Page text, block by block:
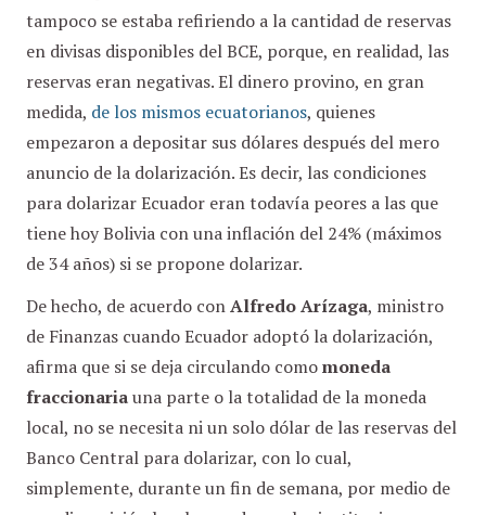
tampoco se estaba refiriendo a la cantidad de reservas
en divisas disponibles del BCE, porque, en realidad, las
reservas eran negativas. El dinero provino, en gran
medida, de los mismos ecuatorianos, quienes
empezaron a depositar sus dólares después del mero
anuncio de la dolarización. Es decir, las condiciones
para dolarizar Ecuador eran todavía peores a las que
tiene hoy Bolivia con una inflación del 24% (máximos
de 34 años) si se propone dolarizar.
De hecho, de acuerdo conAlfredo Arízaga, ministro
de Finanzas cuando Ecuador adoptó la dolarización,
afirma que si se deja circulando comomoneda
fraccionariauna parte o la totalidad de la moneda
local, no se necesita ni un solo dólar de las reservas del
Banco Central para dolarizar, con lo cual,
simplemente, durante un fin de semana, por medio de